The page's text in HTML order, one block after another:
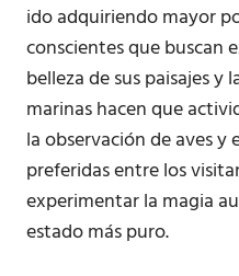
ido adquiriendo mayor
conscientes que buscan
belleza de sus paisajes y
marinas hacen que
la observación de aves y
preferidas entre los
experimentar la magia
estado más puro.